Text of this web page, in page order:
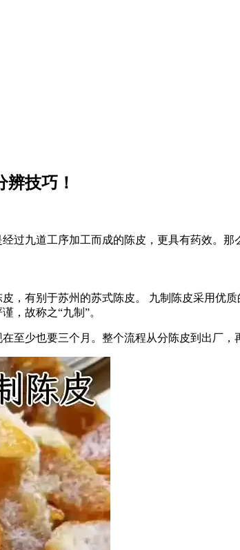
技巧！
过九道工序加工而成的陈皮，更具有药效。那
，有别于苏州的苏式陈皮。 九制陈皮采用优
，故称之“九制”。
至少也要三个月。整个流程从分陈皮到出厂